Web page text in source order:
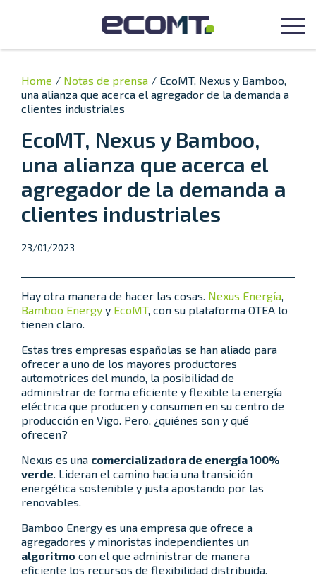
Home / Notas de prensa / EcoMT, Nexus y Bamboo,
una alianza que acerca el agregador de la demanda a
clientes industriales
EcoMT, Nexus y Bamboo,
una alianza que acerca el
agregador de la demanda a
clientes industriales
Categories
23/01/2023
Hay otra manera de hacer las cosas. Nexus Energía,
Bamboo Energy y EcoMT, con su plataforma OTEA lo
tienen claro.
Estas tres empresas españolas se han aliado para
ofrecer a uno de los mayores productores
automotrices del mundo, la posibilidad de
administrar de forma eficiente y flexible la energía
eléctrica que producen y consumen en su centro de
producción en Vigo. Pero, ¿quiénes son y qué
ofrecen?
Nexus es una comercializadora de energía 100%
verde. Lideran el camino hacia una transición
energética sostenible y justa apostando por las
renovables.
Bamboo Energy es una empresa que ofrece a
agregadores y minoristas independientes un
algoritmo con el que administrar de manera
eficiente los recursos de flexibilidad distribuida.